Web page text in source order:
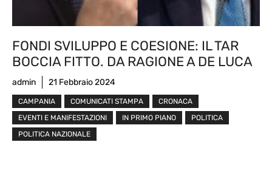
FONDI SVILUPPO E COESIONE: IL TAR
BOCCIA FITTO. DA RAGIONE A DE LUCA
admin 21 Febbraio 2024
CAMPANIA COMUNICATI STAMPA
CRONACA
EVENTI E MANIFESTAZIONI
IN PRIMO PIANO
POLITICA
POLITICA NAZIONALE